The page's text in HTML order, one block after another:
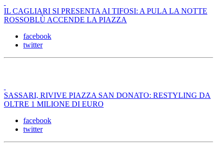
IL CAGLIARI SI PRESENTA AI TIFOSI: A PULA LA NOTTE
ROSSOBLÙ ACCENDE LA PIAZZA
facebook
twitter
SASSARI, RIVIVE PIAZZA SAN DONATO: RESTYLING DA
OLTRE 1 MILIONE DI EURO
facebook
twitter